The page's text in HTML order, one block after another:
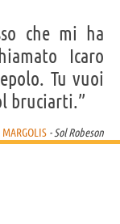
che mi ha
Icaro
Tu vuoi
bruciarti.”
- Sol Robeson